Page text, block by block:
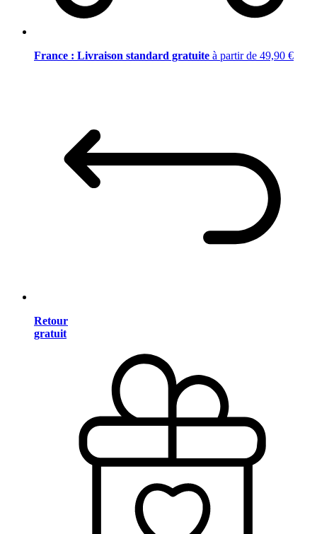
France : Livraison standard gratuite à partir de 49,90 €
Retour
gratuit